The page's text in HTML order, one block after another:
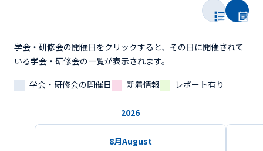
学会・研修会の開催日をクリックすると、その日に開催されて
いる学会・研修会の一覧が表示されます。
学会・研修会の開催日
新着情報 レポート有り
2026
8月August